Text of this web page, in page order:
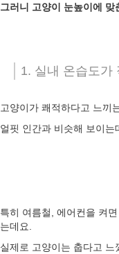
그러니 고양이 눈높이에
1. 실내 온습도가
고양이가 쾌적하다고 느끼
얼핏 인간과 비슷해 보이
특히 여름철, 에어컨을 켜
는데요.
실제로 고양이는 춥다고